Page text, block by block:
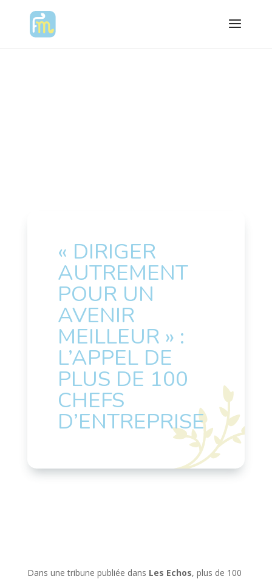
« DIRIGER
AUTREMENT
POUR UN
AVENIR
MEILLEUR » :
L’APPEL DE
PLUS DE 100
CHEFS
D’ENTREPRISE
Dans une tribune publiée dans Les Echos, plus de 100